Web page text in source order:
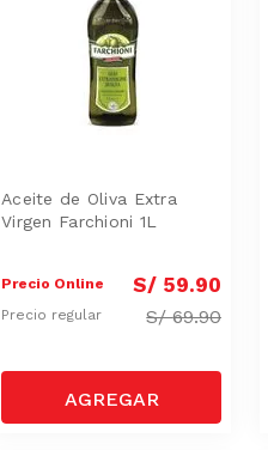
Aceite de Oliva Extra
Virgen Farchioni 1L
Precio Online S/ 59.90
Precio regular S/69.90